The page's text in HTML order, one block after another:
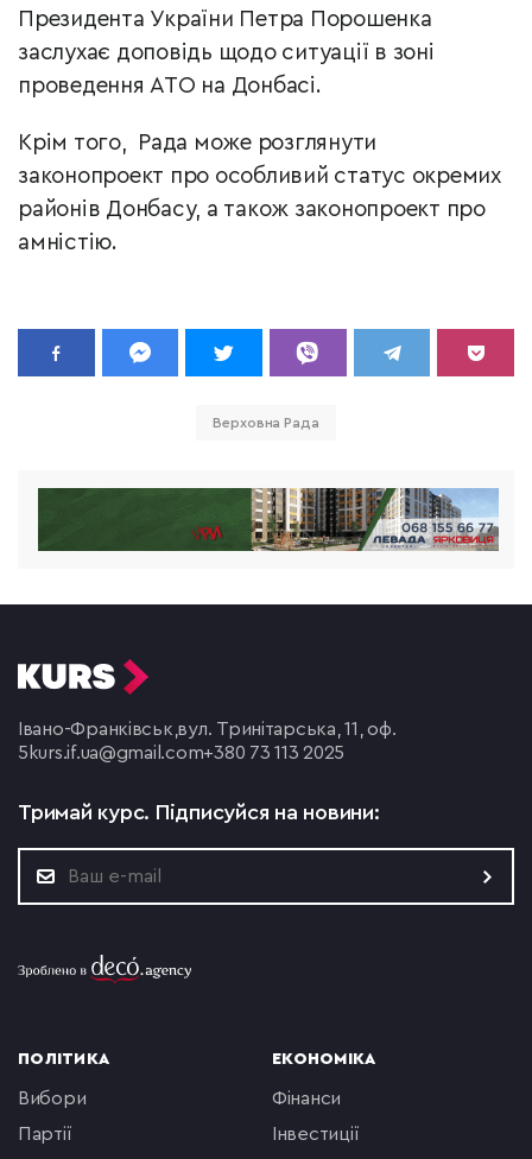
Президента України Петра Порошенка
заслухає доповідь щодо ситуації в зоні
проведення АТО на Донбасі.
Крім того, Рада може розглянути
законопроект про особливий статус окремих
районів Донбасу, а також законопроект про
амністію.
Верховна Рада
Івано-Франківськ,вул. Тринітарська, 11, оф.
5 kurs.if.ua@gmail.com+380 73 113 2025
Тримай курс. Підписуйся на новини:
ПОЛІТИКА
вибори
партії
ЕКОНОМІКА
фінанси
інвестиції